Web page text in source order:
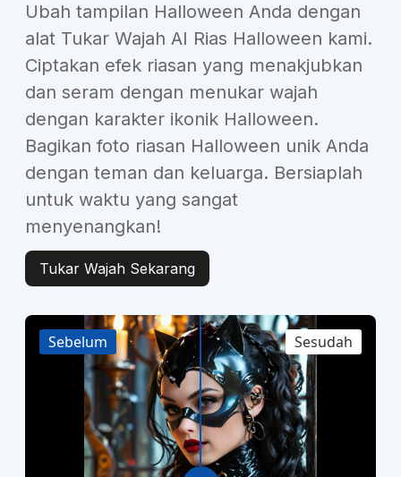
Ubah tampilan Halloween Anda dengan
alat Tukar Wajah AI Rias Halloween kami.
Ciptakan efek riasan yang menakjubkan
dan seram dengan menukar wajah
dengan karakter ikonik Halloween.
Bagikan foto riasan Halloween unik Anda
dengan teman dan keluarga. Bersiaplah
untuk waktu yang sangat
menyenangkan!
Tukar Wajah Sekarang
Sesudah
Sebelum